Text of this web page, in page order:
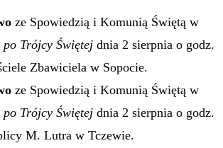
ze Spowiedzią i Komunią Świętą w
Trójcy Świętej dnia 2 sierpnia o godz.
Zbawiciela w Sopocie.
ze Spowiedzią i Komunią Świętą w
Trójcy Świętej dnia 2 sierpnia o godz.
M. Lutra w Tczewie.